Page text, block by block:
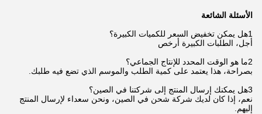
الأسئلة الشائعة
1هل يمكن تخفيض السعر للكميات الكبيرة؟
أجل، الطلبات الكبيرة أرخص
2ما هو الوقت المحدد للإنتاج الجماعي؟
بصراحة، هذا يعتمد على كمية الطلب والموسم الذي تضع فيه طلبك.
3هل يمكنك إرسال المنتج إلى شركتنا في الصين؟
نعم، إذا كان لديك شركة شحن في الصين، ونحن سعداء لإرسال المنتج
إليهم.